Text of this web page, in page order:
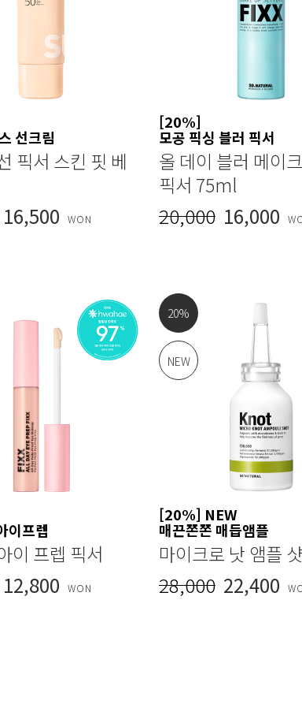
선크림
픽서 스킨 핏 베
16,500 WON
[20%]
모공 픽싱 블러 픽서
올 데이 블러 메이
픽서 75ml
20,000 16,000
이프렙
이 프렙 픽서
12,800 WON
20%
NEW
[20%] NEW
매끈쫀쫀 매듭앰플
마이크로 낫 앰플 샷
28,000 22,400